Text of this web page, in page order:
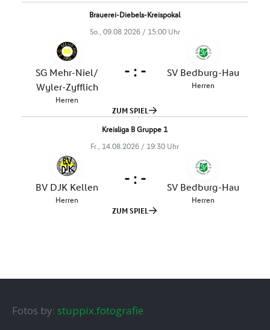
Fotos by: stuppix.fotografie